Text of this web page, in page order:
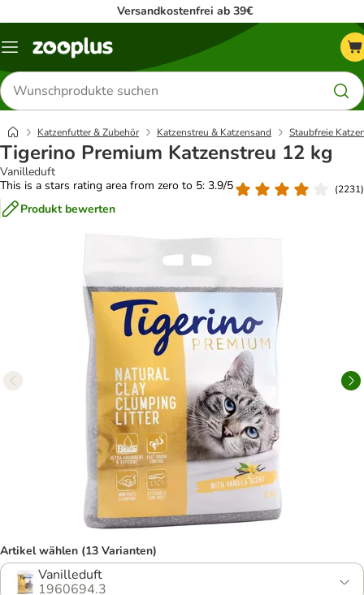
Versandkostenfrei ab 39€
Menü
Produkte
suchen
Katzenfutter & Zubehör Katzenstreu & Katzensand Staubfreie
Tigerino Premium Katzenstreu 12 kg
Vanilleduft
This is a stars rating area from zero to 5: 3.9/5
(2231)
Produkt bewerten
Artikel wählen (13 Varianten)
Vanilleduft
1960694.3